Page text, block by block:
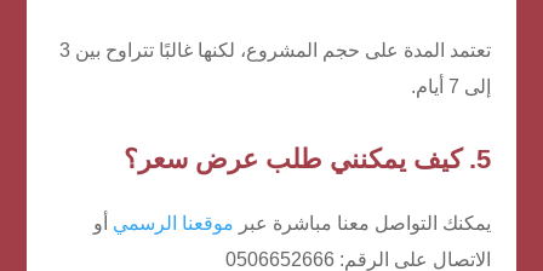
تعتمد المدة على حجم المشروع، لكنها غالبًا تتراوح بين 3
إلى 7 أيام.
5. كيف يمكنني طلب عرض سعر؟
يمكنك التواصل معنا مباشرة عبر موقعنا الرسمي أو
الاتصال على الرقم: 0506652666